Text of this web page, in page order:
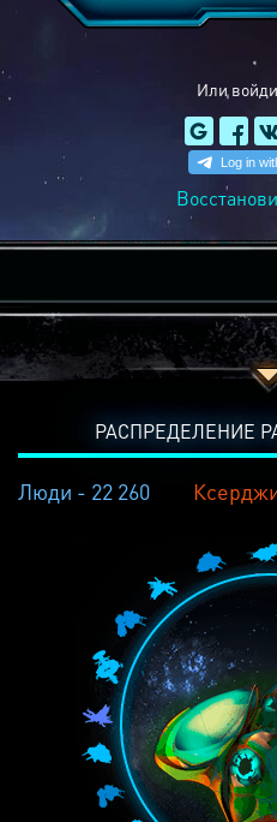
Или
РАСПРЕДЕЛЕНИЕ
Люди - 22 260